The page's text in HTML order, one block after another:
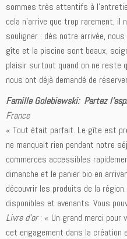
sommes très attentifs à
cela n’arrive que trop rarement, il
souligner : dès notre arrivée,
gîte et la piscine sont beaux,
plaisir surtout quand on ne reste
nous ont déjà demandé de
Famille Golebiewski: Partez
France
« Tout était parfait. Le gîte est
ne manquait rien pendant notre
commerces accessibles
dimanche et le panier bio en
découvrir les produits de la
disponibles et avenants. Vous
Livre d’or: « Un grand merci pour
cet engagement dans la création